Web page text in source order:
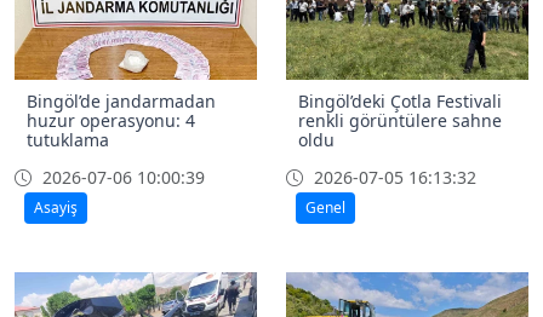
Bingöl’de jandarmadan
huzur operasyonu: 4
tutuklama
2026-07-06 10:00:39
Asayiş
Bingöl’deki Çotla Festivali
renkli görüntülere sahne
oldu
2026-07-05 16:13:32
Genel